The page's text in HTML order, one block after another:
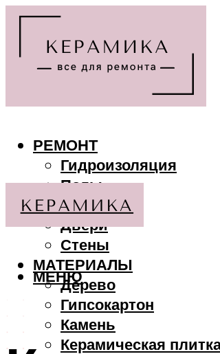
РЕМОНТ
Гидроизоляция
Полы
Потолки
Двери
Стены
МАТЕРИАЛЫ
Дерево
Гипсокартон
Камень
Керамическая
МЕНЮ